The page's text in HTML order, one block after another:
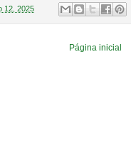
12, 2025
Página inicial